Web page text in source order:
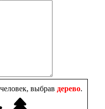
выбрав дерево.